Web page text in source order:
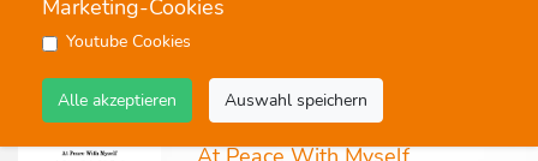
Marketing-Cookies
Youtube Cookies
Alle akzeptieren Auswahl speichern
keine
Noten